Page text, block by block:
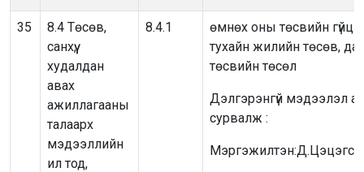
35
8.4 Төсөв,
санхүү,
худалдан
авах
ажиллагааны
талаарх
мэдээллийн
ил тод,
8.4.1
өмнөх оны төсвийн
тухайн жилийн төсөв,
төсвийн төсөл
Дэлгэрэнгүй мэдээлэл
сурвалж :